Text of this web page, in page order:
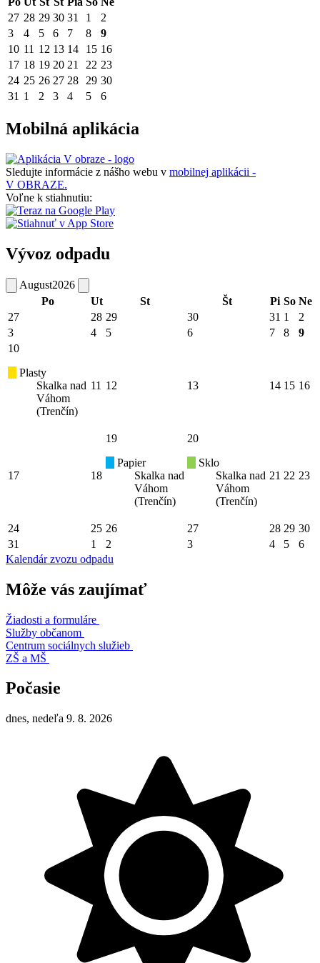
27 28 29 30 31 1
2
3
4 5 6 7 8
9
10 11 12 13 14 15 16
17 18 19 20 21 22 23
24 25 26 27 28 29 30
31 1 2 3 4 5 6
Mobilná aplikácia
Sledujte informácie z nášho webu v mobilnej aplikácii -
V OBRAZE.
Voľne k stiahnutiu:
Vývoz odpadu
August2026
Po
Ut St Št Pi So Ne
27
28 29 30 31 1
2
3
4 5 6 7 8
9
10
Plasty
Skalka nad
Váhom
(Trenčín)
11 12 13 14 15 16
17 18
19
Papier
Skalka nad
Váhom
(Trenčín)
20
Sklo
Skalka nad
Váhom
(Trenčín)
21 22 23
24 25 26 27 28 29 30
31
1 2 3 4 5
6
Kalendár zvozu odpadu
Môže vás zaujímať
Žiadosti a formuláre
Služby občanom
Centrum sociálnych služieb
ZŠ a MŠ
Počasie
dnes, nedeľa 9. 8. 2026